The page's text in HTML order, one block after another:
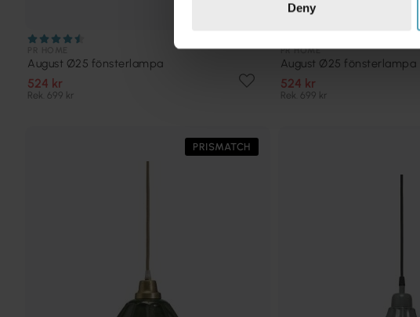
Deny
August Ø25 fönsterlampa
524 kr
Rek. 699 kr
PR HOME
August Ø25 fönsterlampa
524 kr
Rek. 699 kr
PRISMATCH